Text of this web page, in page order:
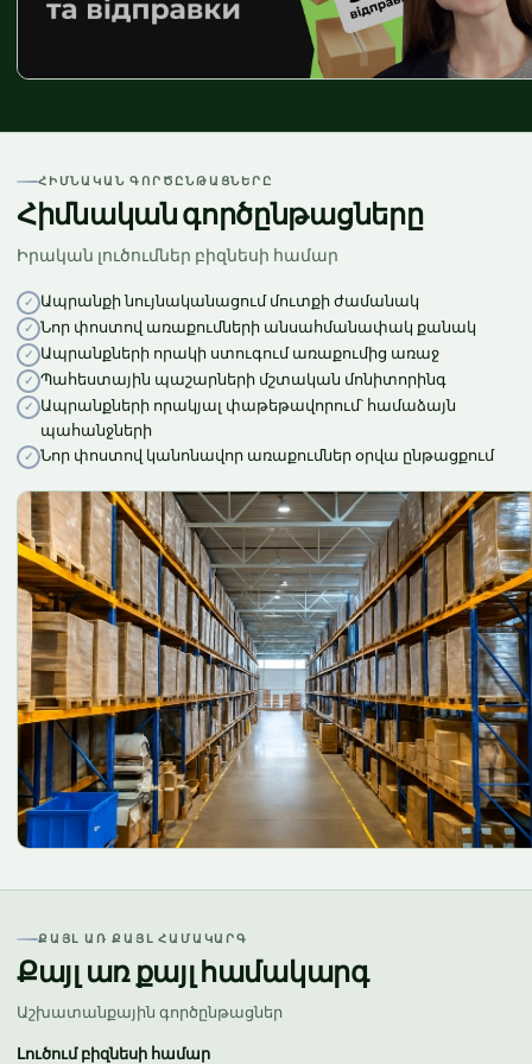
ՀԻՄՆԱԿԱՆ ԳՈՐԾԸՆԹԱՑՆԵՐԸ
Հիմնական գործընթացները
Իրական լուծումներ բիզնեսի համար
Ապրանքի նույնականացում մուտքի ժամանակ
Նոր փոստով առաքումների անսահմանափակ քանակ
Ապրանքների որակի ստուգում առաքումից առաջ
Պահեստային պաշարների մշտական մոնիտորինգ
Ապրանքների որակյալ փաթեթավորում՝ համաձայն
պահանջների
Նոր փոստով կանոնավոր առաքումներ օրվա ընթացքում
ՔԱՅԼ ԱՌ ՔԱՅԼ ՀԱՄԱԿԱՐԳ
Քայլ առ քայլ համակարգ
Աշխատանքային գործընթացներ
Լուծում բիզնեսի համար